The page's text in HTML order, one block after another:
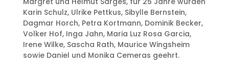
Karin Schulz, Ulrike Pettkus, Sibylle Bernstein,
Dagmar Horch, Petra Kortmann, Dominik Becker,
Volker Hof, Inga Jahn, Maria Luz Rosa Garcia,
Irene Wilke, Sascha Rath, Maurice Wingsheim
sowie Daniel und Monika Cemeras geehrt.